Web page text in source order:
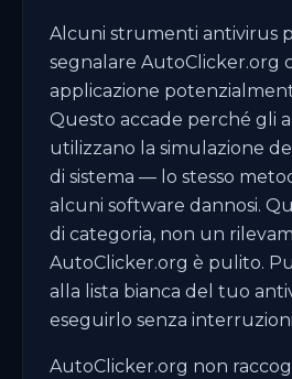
Alcuni strumenti antivirus
segnalare AutoClicker.org
applicazione
Questo accade perché gli
utilizzano la simulazione
di sistema — lo stesso
alcuni software dannosi.
di categoria, non un
AutoClicker.org è pulito.
alla lista bianca del tuo
eseguirlo senza
AutoClicker.org non